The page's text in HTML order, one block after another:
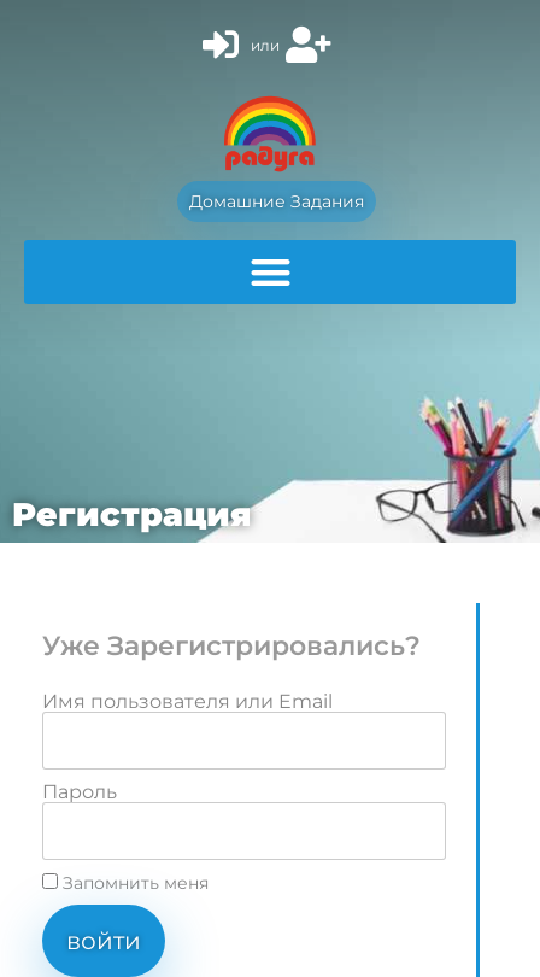
или
Домашние Задания
Регистрация
Уже Зарегистрировались?
Имя пользователя или Email
Пароль
Запомнить меня
войти